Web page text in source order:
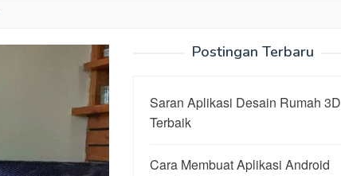
Postingan Terbaru
Saran Aplikasi Desain Rumah 3D
Terbaik
Cara Membuat Aplikasi Android